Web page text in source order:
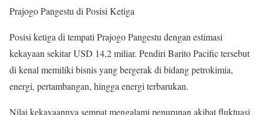
Prajogo Pangestu di Posisi Ketiga
Posisi ketiga di tempati Prajogo Pangestu dengan estimasi
kekayaan sekitar USD 14,2 miliar. Pendiri Barito Pacific tersebut
di kenal memiliki bisnis yang bergerak di bidang petrokimia,
energi, pertambangan, hingga energi terbarukan.
Nilai kekayaannya sempat mengalami penurunan akibat fluktuasi